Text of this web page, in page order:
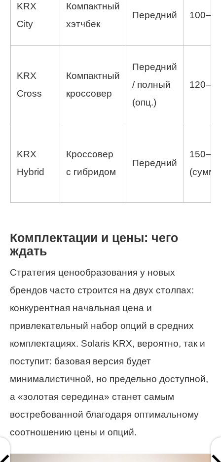
KRX
City
Компактный
хэтчбек
Передний
KRX
Cross
Компактный
кроссовер
Передний
/ полный
(опц.)
KRX
Hybrid
Кроссовер
с гибридом
Передний
Комплектации и цены: чего
ждать
Стратегия ценообразования у новых
брендов часто строится на двух столпах:
конкурентная начальная цена и
привлекательный набор опций в средних
комплектациях. Solaris KRX, вероятно, так и
поступит: базовая версия будет
минималистичной, но предельно доступной,
а «золотая середина» станет самым
востребованной благодаря оптимальному
соотношению цены и опций.